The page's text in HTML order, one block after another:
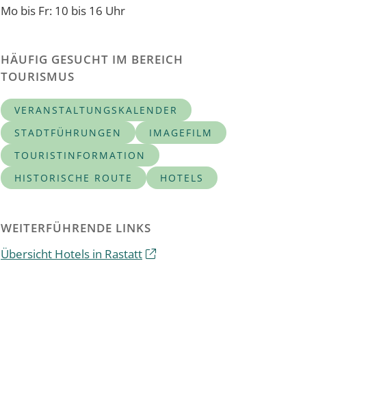
Mo bis Fr: 10 bis 16 Uhr
HÄUFIG GESUCHT IM BEREICH
TOURISMUS
VERANSTALTUNGSKALENDER
STADTFÜHRUNGEN
IMAGEFILM
TOURISTINFORMATION
HISTORISCHE ROUTE
HOTELS
WEITERFÜHRENDE LINKS
Übersicht Hotels in Rastatt